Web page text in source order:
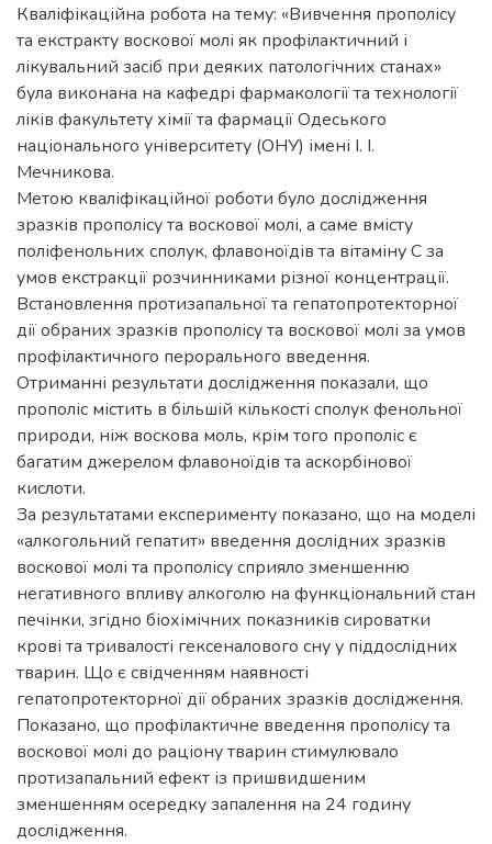
Кваліфікаційна робота на тему: «Вивчення прополісу
та екстракту воскової молі як профілактичний і
лікувальний засіб при деяких патологічних станах»
була виконана на кафедрі фармакології та технології
ліків факультету хімії та фармації Одеського
національного університету (ОНУ) імені І. І.
Мечникова.
Метою кваліфікаційної роботи було дослідження
зразків прополісу та воскової молі, а саме вмісту
поліфенольних сполук, флавоноїдів та вітаміну С за
умов екстракції розчинниками різної концентрації.
Встановлення протизапальної та гепатопротекторної
дії обраних зразків прополісу та воскової молі за умов
профілактичного перорального введення.
Отриманні результати дослідження показали, що
прополіс містить в більшій кількості сполук фенольної
природи, ніж воскова моль, крім того прополіс є
багатим джерелом флавоноїдів та аскорбінової
кислоти.
За результатами експерименту показано, що на моделі
«алкогольний гепатит» введення дослідних зразків
воскової молі та прополісу сприяло зменшенню
негативного впливу алкоголю на функціональний стан
печінки, згідно біохімічних показників сироватки
крові та тривалості гексеналового сну у піддослідних
тварин. Що є свідченням наявності
гепатопротекторної дії обраних зразків дослідження.
Показано, що профілактичне введення прополісу та
воскової молі до раціону тварин стимулювало
протизапальний ефект із пришвидшеним
зменшенням осередку запалення на 24 годину
дослідження.